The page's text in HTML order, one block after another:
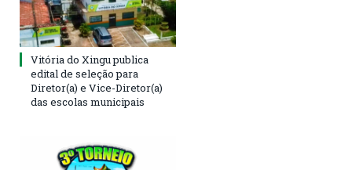
Vitória do Xingu publica
edital de seleção para
Diretor(a) e Vice-Diretor(a)
das escolas municipais